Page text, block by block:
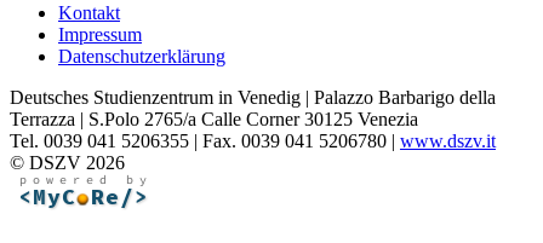
Kontakt
Impressum
Datenschutzerklärung
Deutsches Studienzentrum in Venedig | Palazzo Barbarigo della
Terrazza | S.Polo 2765/a Calle Corner 30125 Venezia
Tel. 0039 041 5206355 | Fax. 0039 041 5206780 | www.dszv.it
© DSZV 2026